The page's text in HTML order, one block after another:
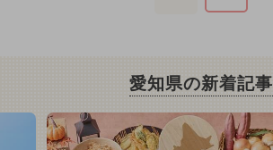
愛知県の新着記事